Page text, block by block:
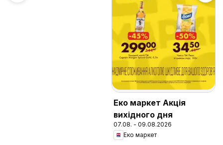
Еко маркет Акція
вихідного дня
07.08. - 09.08.2026
Еко маркет